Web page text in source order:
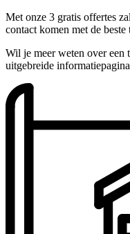
Met onze 3 gratis offertes
contact komen met de
Wil je meer weten over een
uitgebreide